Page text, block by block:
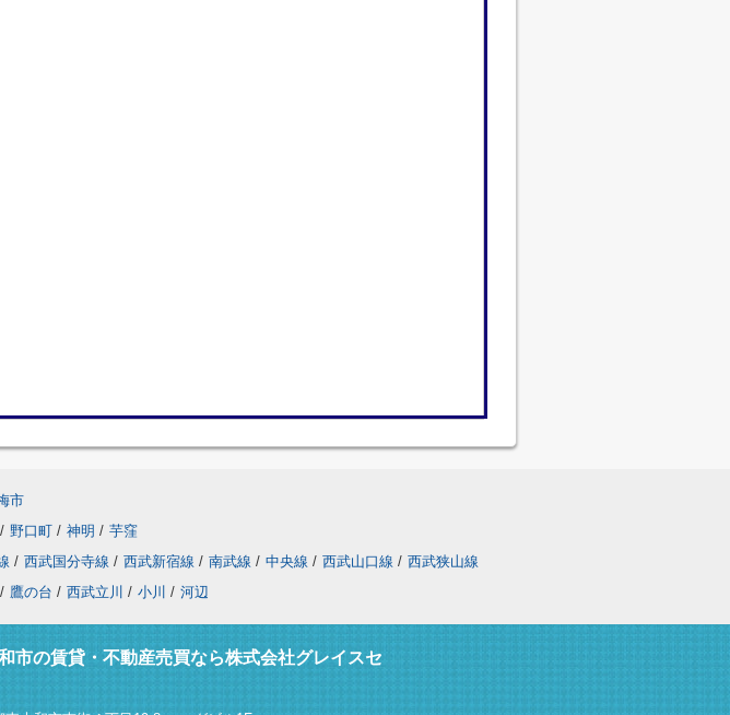
市
/ 野口町 / 神明 / 芋窪
/ 西武国分寺線 / 西武新宿線 / 南武線 / 中央線 / 西武山口線 / 西武狭山線
/ 鷹の台 / 西武立川 / 小川 / 河辺
市の賃貸・不動産売買なら株式会社グレイスセ